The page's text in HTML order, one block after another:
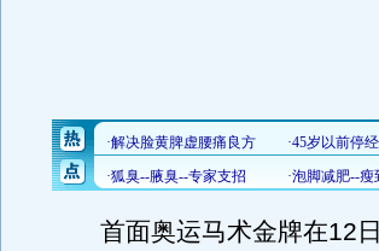
首面奥运马术金牌在12日